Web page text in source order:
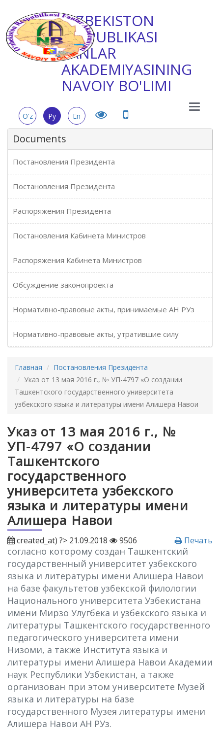
O'ZBEKISTON
RESPUBLIKASI
FANLAR
AKADEMIYASINING
NAVOIY BO'LIMI
Main
O'z Ру En
Documents
Постановления Президента
Постановления Президента
Распоряжения Президента
Постановления Кабинета Министров
Распоряжения Кабинета Министров
Обсуждение законопроекта
Нормативно-правовые акты, принимаемые АН РУз
Нормативно-правовые акты, утратившие силу
Главная
Постановления Президента
Указ от 13 мая 2016 г., № УП-4797 «О создании
Ташкентского государственного университета
узбекского языка и литературы имени Алишера Навои
Указ от 13 мая 2016 г., №
УП-4797 «О создании
Ташкентского
государственного
университета узбекского
языка и литературы имени
Алишера Навои
created_at) ?> 21.09.2018 9506 Печать
согласно которому создан Ташкентский
государственный университет узбекского
языка и литературы имени Алишера Навои
на базе факультетов узбекской филологии
Национального университета Узбекистана
имени Мирзо Улугбека и узбекского языка и
литературы Ташкентского государственного
педагогического университета имени
Низоми, а также Института языка и
литературы имени Алишера Навои Академии
наук Республики Узбекистан, а также
организован при этом университете Музей
языка и литературы на базе
государственного Музея литературы имени
Алишера Навои АН РУз.